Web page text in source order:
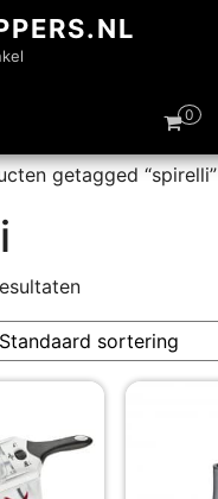
0
getagged “spirelli”